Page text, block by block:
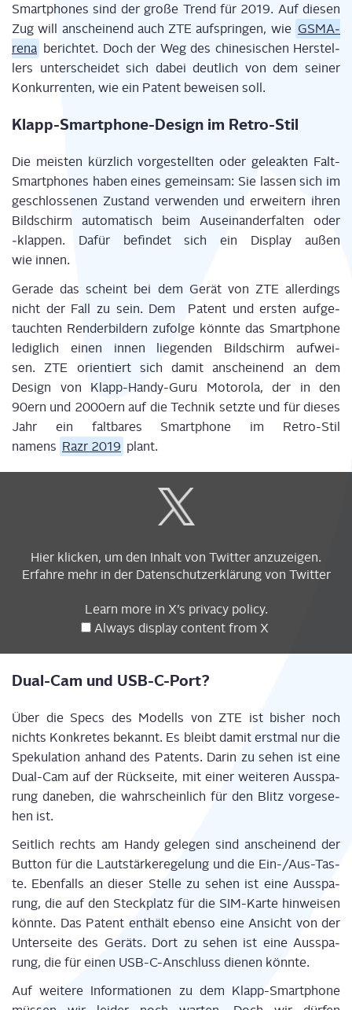
Smart­phones sind der gro­ße Trend für 2019. Auf die­sen
Zug will anschei­nend auch ZTE auf­sprin­gen, wie GSMA­
re­na berich­tet. Doch der Weg des chi­ne­si­schen Her­stel­
lers unter­schei­det sich dabei deut­lich von dem sei­ner
Kon­kur­ren­ten, wie ein Patent bewei­sen soll.
Klapp-Smart­phone-Design im Retro-Stil
Die meis­ten kürz­lich vor­ge­stell­ten oder gele­ak­ten Falt-
Smart­phones haben eines gemein­sam: Sie las­sen sich im
geschlos­se­nen Zustand ver­wen­den und erwei­tern ihren
Bild­schirm auto­ma­tisch beim Aus­ein­an­der­fal­ten oder
‑klap­pen. Dafür befin­det sich ein Dis­play außen
wie innen.
Gera­de das scheint bei dem Gerät von ZTE aller­dings
nicht der Fall zu sein. Dem Patent und ers­ten auf­ge­
tauch­ten Ren­der­bil­dern zufol­ge könn­te das Smart­phone
ledig­lich einen innen lie­gen­den Bild­schirm auf­wei­
sen. ZTE ori­en­tiert sich damit anschei­nend an dem
Design von Klapp-Han­dy-Guru Moto­ro­la, der in den
90ern und 2000ern auf die Tech­nik setz­te und für die­ses
Jahr ein falt­ba­res Smart­phone im Retro-Stil
namens Razr 2019 plant.
content
from
Hier kli­cken, um den Inhalt von Twit­ter anzuzeigen.
Erfah­re mehr in der Daten­schutz­er­klä­rungvon Twitter
Learn more in X’s pri­va­cy poli­cy.
Always dis­play con­tent from X
Dual-Cam und USB-C-Port?
Über die Specs des Modells von ZTE ist bis­her noch
nichts Kon­kre­tes bekannt. Es bleibt damit erst­mal nur die
Spe­ku­la­ti­on anhand des Patents. Dar­in zu sehen ist eine
Dual-Cam auf der Rück­sei­te, mit einer wei­te­ren Aus­spa­
rung dane­ben, die wahr­schein­lich für den Blitz vor­ge­se­
hen ist.
Seit­lich rechts am Han­dy gele­gen sind anschei­nend der
But­ton für die Laut­stär­ke­re­ge­lung und die Ein-/Aus-Tas­
te. Eben­falls an die­ser Stel­le zu sehen ist eine Aus­spa­
rung, die auf den Steck­platz für die SIM-Kar­te hin­wei­sen
könn­te. Das Patent ent­hält eben­so eine Ansicht von der
Unter­sei­te des Geräts. Dort zu sehen ist eine Aus­spa­
rung, die für einen USB-C-Anschluss die­nen könnte.
Auf wei­te­re Infor­ma­tio­nen zu dem Klapp-Smart­phone